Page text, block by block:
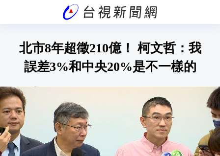
北市8年超徵210億！ 柯文哲：我
誤差3%和中央20%是不一樣的